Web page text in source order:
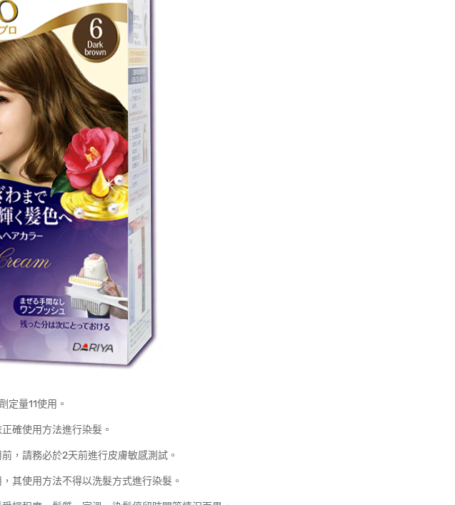
定量11使用。
確使用方法進行染髮。
，請務必於2天前進行皮膚敏感測試。
其使用方法不得以洗髮方式進行染髮。